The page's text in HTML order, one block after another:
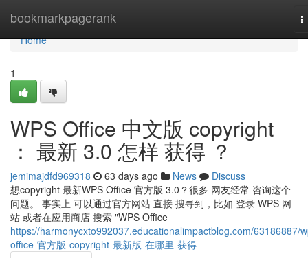
bookmarkpagerank
Home
Home
1
WPS Office 中文版 copyright
： 最新 3.0 怎样 获得 ？
jemimajdfd969318 63 days ago News
Discuss
想copyright 最新WPS Office 官方版 3.0？很多 网友经常 咨询这个
问题。 事实上 可以通过官方网站 直接 搜寻到，比如 登录 WPS 网
站 或者在应用商店 搜索 "WPS Office
https://harmonycxto992037.educationalimpactblog.com/63186887/
office-官方版-copyright-最新版-在哪里-获得